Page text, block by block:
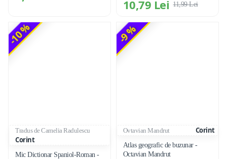
10,79 Lei 11,99 Lei
-10 %
Tradus de Camelia Radulescu
Corint
Mic Dictionar Spaniol-Roman -
-9 %
Ovtavian Mandrut Corint
Atlas geografic de buzunar -
Octavian Mandrut